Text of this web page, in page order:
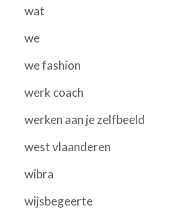
wat
we
we fashion
werk coach
werken aan je zelfbeeld
west vlaanderen
wibra
wijsbegeerte